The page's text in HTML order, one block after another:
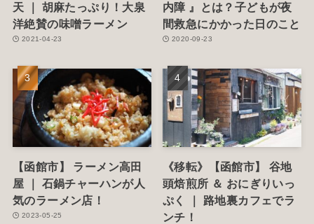
天 ｜ 胡麻たっぷり！大泉
洋絶賛の味噌ラーメン
2021-04-23
内障 』とは？子どもが夜
間救急にかかった日のこと
2020-09-23
【函館市】 ラーメン高田
屋 ｜ 石鍋チャーハンが人
気のラーメン店！
2023-05-25
《移転》【函館市】 谷地
頭焙煎所 ＆ おにぎりいっ
ぷく ｜ 路地裏カフェでラ
ンチ！